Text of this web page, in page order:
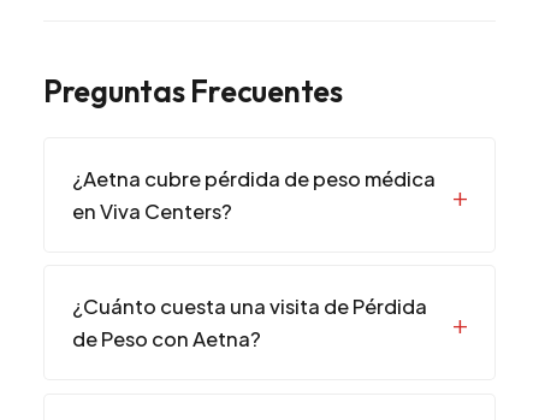
Preguntas Frecuentes
¿Aetna cubre pérdida de peso médica
en Viva Centers?
¿Cuánto cuesta una visita de Pérdida
de Peso con Aetna?